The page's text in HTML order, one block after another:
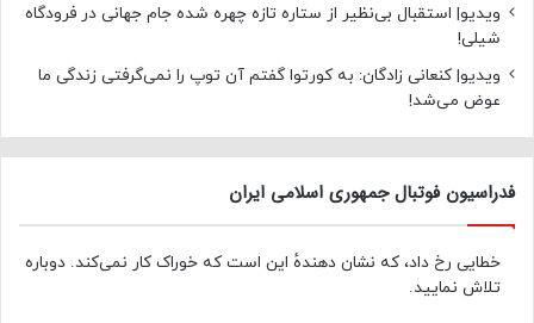
ویدیو| استقبال بی‌نظیر از ستاره تازه چهره شده جام جهانی در فرودگاه
شیلی!
ویدیو| کنعانی زادگان: به کورتوا گفتم آن توپ را نمی‌گرفتی زندگی ما
عوض می‌شد!
فدراسیون فوتبال جمهوری اسلامی ایران
خطایی رخ داد، که نشان دهندهٔ این است که خوراک کار نمی‌کند. دوباره
تلاش نمایید.